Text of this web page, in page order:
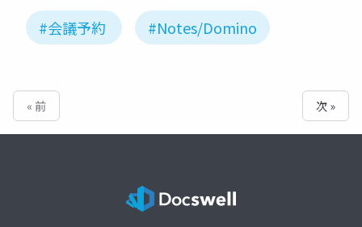
#会議予約 #Notes/Domino
« 前 次 »